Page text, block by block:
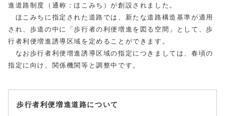
進道路制度（通称：ほこみち）が創設されました。
ほこみちに指定された道路では、新たな道路構造基準が適用
され、歩道の中に「歩行者の利便増進を図る空間」として、歩
行者利便増進誘導区域を定めることができます。
なお歩行者利便増進誘導区域の指定につきましては、春頃の
指定に向け、関係機関等と調整中です。
歩行者利便増進道路について